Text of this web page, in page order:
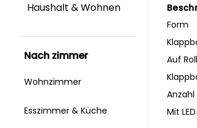
Haushalt & Wohnen
nach zimmer
Wohnzimmer
Esszimmer & Küche
Form
Auf
Mit LED